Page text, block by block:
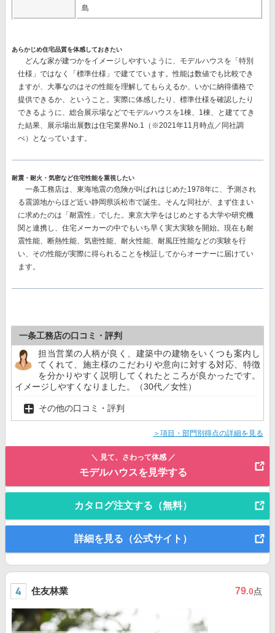
島
あらかじめ住宅品質を体感しておきたい
どんな家が建つかをイメージしやすいように、モデルハウスを「特別
仕様」ではなく「標準仕様」で建てています。性能は数値でも比較でき
ますが、大事なのはその性能を理解してもらえるか、いかに納得価格で
提供できるか、ということ。実際に体感したり、標準仕様を確認したり
できるように、総合展示場などでモデルハウスを1棟、1棟、と建ててき
た結果、 展示場出展数は住宅業界No.1 （※2021年11月時点／同社調
べ）となっています。
耐震・耐火・気密など住宅性能を重視したい
一条工務店は、東海地震の危険が叫ばれはじめた1978年に、予測され
る震源地からほど近い静岡県浜松市で誕生。そんな同社が、まず住まい
に求めたのは「耐震性」でした。東京大学をはじめとする大学や研究機
関と連携し、住宅メーカーの中でもいち早く実大実験を開始。現在も耐
震性能、断熱性能、気密性能、耐火性能、耐風圧性能などの実験を行
い、その性能が実際に得られることを検証してからオーナーに届けてい
ます。
一条工務店の口コミ・評判
担当営業の人柄が良く、建築中の建物をいくつも案内し
てくれて、施主様のこだわりや意向に対する対応、特徴
を分かりやすく説明してくれたところが良かったです。
イメージしやすくなりました。（30代／女性）
その他の口コミ・評判
＞項目・部門別得点の詳細を見る
＼ 見て、さわって体感 ／
モデルハウスを見学する
カタログ注文する（無料）
詳細を見る（公式サイト）
住友林業 79.0点